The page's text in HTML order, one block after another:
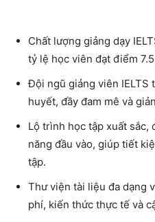
Chất lượng giảng dạy
tỷ lệ học viên đạt điểm
Đội ngũ giảng viên
huyết, đầy đam mê và
Lộ trình học tập xuất sắc,
năng đầu vào, giúp tiết
tập.
Thư viện tài liệu đa dạng
phí, kiến thức thực tế và